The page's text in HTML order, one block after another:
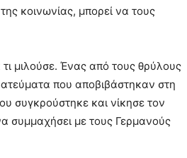
κοινωνίας, μπορεί να τους
μιλούσε. Ένας από τους θρύλους
που αποβιβάστηκαν στη
συγκρούστηκε και νίκησε τον
συμμαχήσει με τους Γερμανούς